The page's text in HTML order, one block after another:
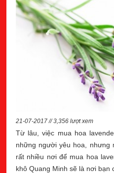
21-07-2017 // 3,356 lượt xem
Từ lâu, việc mua hoa
những người yêu hoa, nhưng
rất nhiều nơi để mua hoa
khô Quang Minh sẽ là nơi bạn